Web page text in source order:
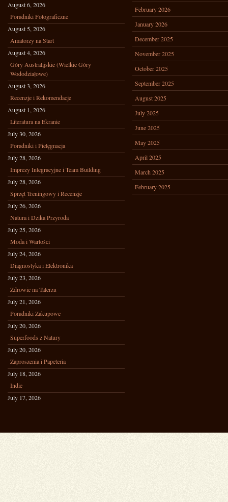
August 6, 2026
Poradniki Fotograficzne
August 5, 2026
Amatorzy na Start
August 4, 2026
Góry Australijskie (Wielkie Góry
Wododziałowe)
August 3, 2026
Recenzje i Rekomendacje
August 1, 2026
Literatura na Ekranie
July 30, 2026
Poradniki i Pielęgnacja
July 28, 2026
Imprezy Integracyjne i Team Building
July 28, 2026
Sprzęt Treningowy i Recenzje
July 26, 2026
Natura i Dzika Przyroda
July 25, 2026
Moda i Wartości
July 24, 2026
Diagnostyka i Elektronika
July 23, 2026
Zdrowie na Talerzu
July 21, 2026
Poradniki Zakupowe
July 20, 2026
Superfoods z Natury
July 20, 2026
Zaproszenia i Papeteria
July 18, 2026
Indie
July 17, 2026
February 2026
January 2026
December 2025
November 2025
October 2025
September 2025
August 2025
July 2025
June 2025
May 2025
April 2025
March 2025
February 2025